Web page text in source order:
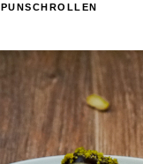
PUNSCHROLLEN